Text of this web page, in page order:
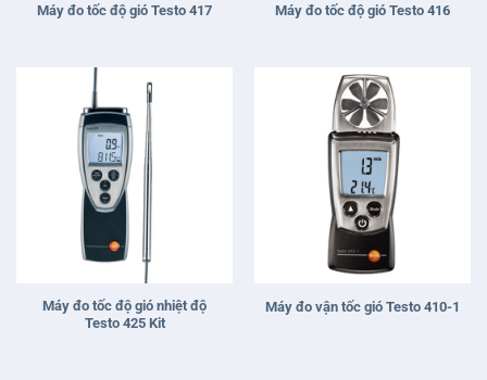
Máy đo tốc độ gió Testo 417 Máy đo tốc độ gió Testo 416
Máy đo tốc độ gió nhiệt độ
Testo 425 Kit
Máy đo vận tốc gió Testo 410-1